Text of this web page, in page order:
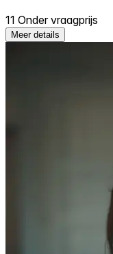
11 Onder vraagprijs
Meer details